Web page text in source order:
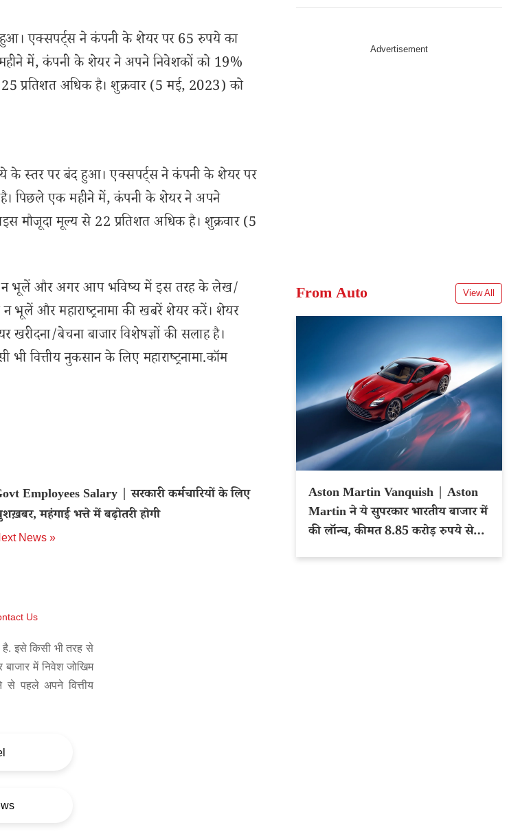
एक्सपर्ट्स ने कंपनी के शेयर पर 65 रुपये का
में, कंपनी के शेयर ने अपने निवेशकों को 19%
25 प्रतिशत अधिक है। शुक्रवार (5 मई, 2023) को
के स्तर पर बंद हुआ। एक्सपर्ट्स ने कंपनी के शेयर पर
है। पिछले एक महीने में, कंपनी के शेयर ने अपने
मौजूदा मूल्य से 22 प्रतिशत अधिक है। शुक्रवार (5
न भूलें और अगर आप भविष्य में इस तरह के लेख/
भूलें और महाराष्ट्रनामा की खबरें शेयर करें। शेयर
बेचना बाजार विशेषज्ञों की सलाह है।
वित्तीय नुकसान के लिए महाराष्ट्रनामा.कॉम
Employees Salary | सरकारी कर्मचारियों के लिए
महंगाई भत्ते में बढ़ोतरी होगी
News »
Us
है. इसे किसी भी तरह से
में निवेश जोखिम
से पहले अपने वित्तीय
का रेट
From Auto View All
Aston Martin Vanquish | Aston
Martin ने ये सुपरकार भारतीय बाजार में
की लॉन्च, कीमत 8.85 करोड़ रुपये से